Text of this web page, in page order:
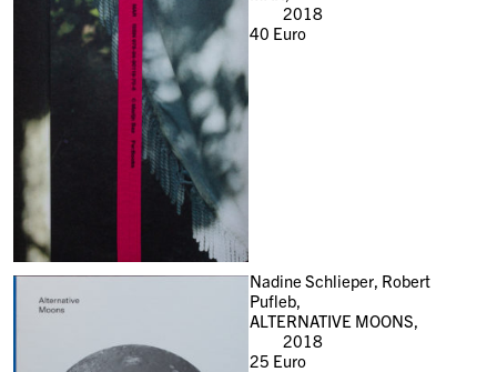
2018
40 Euro
Nadine Schlieper, Robert
Pufleb,
ALTERNATIVE MOONS,
2018
25 Euro